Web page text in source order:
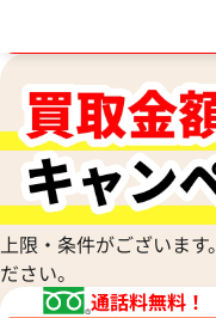
上限・条件がございま
ださい。
通話料無料！